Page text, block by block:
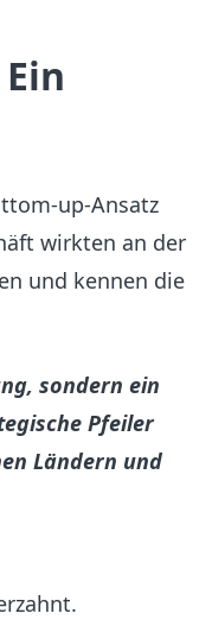
up-Ansatz
wirkten an der
und kennen die
sondern ein
Pfeiler
Ländern und